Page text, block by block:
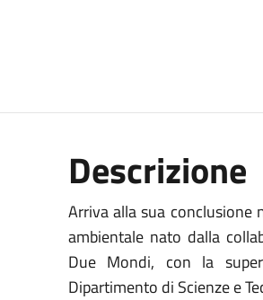
Descrizione
Arriva alla sua conclusione
ambientale nato dalla
Due Mondi, con la
Dipartimento di Scienze e